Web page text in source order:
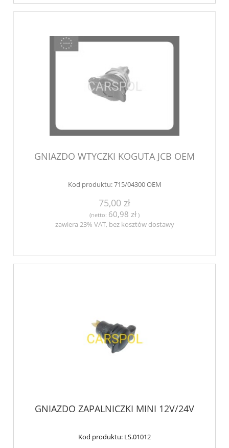
GNIAZDO WTYCZKI KOGUTA JCB OEM
Kod produktu:715/04300 OEM
75,00 zł
(netto: 60,98 zł )
zawiera 23% VAT, bez kosztów dostawy
GNIAZDO ZAPALNICZKI MINI 12V/24V
Kod produktu: LS.01012